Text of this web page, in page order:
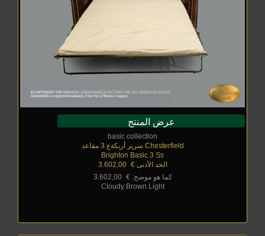
عرض المنتج
basic collection
Chesterfield سرير أريكةع 3 مقاعد
Brighton Basic 3 Ss
الحد الأدنى € _
3.602,00
كما هو موضح: € _
3.602,00
Cloudy Brown Light